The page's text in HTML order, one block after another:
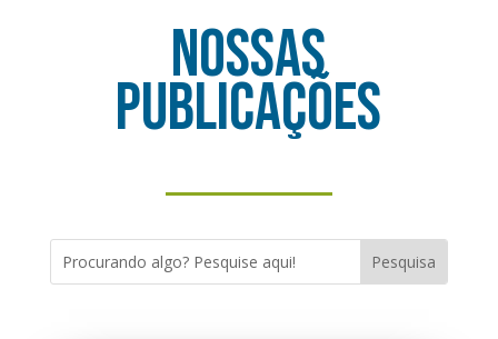
Nossas
publicações